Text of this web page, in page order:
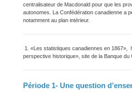
centralisateur de Macdonald pour que les
autonomes. La Confédération canadienne a
notamment au plan intérieur.
1. «Les statistiques canadiennes en 1867»,
perspective historique», site de la Banque
Période 1- Une question